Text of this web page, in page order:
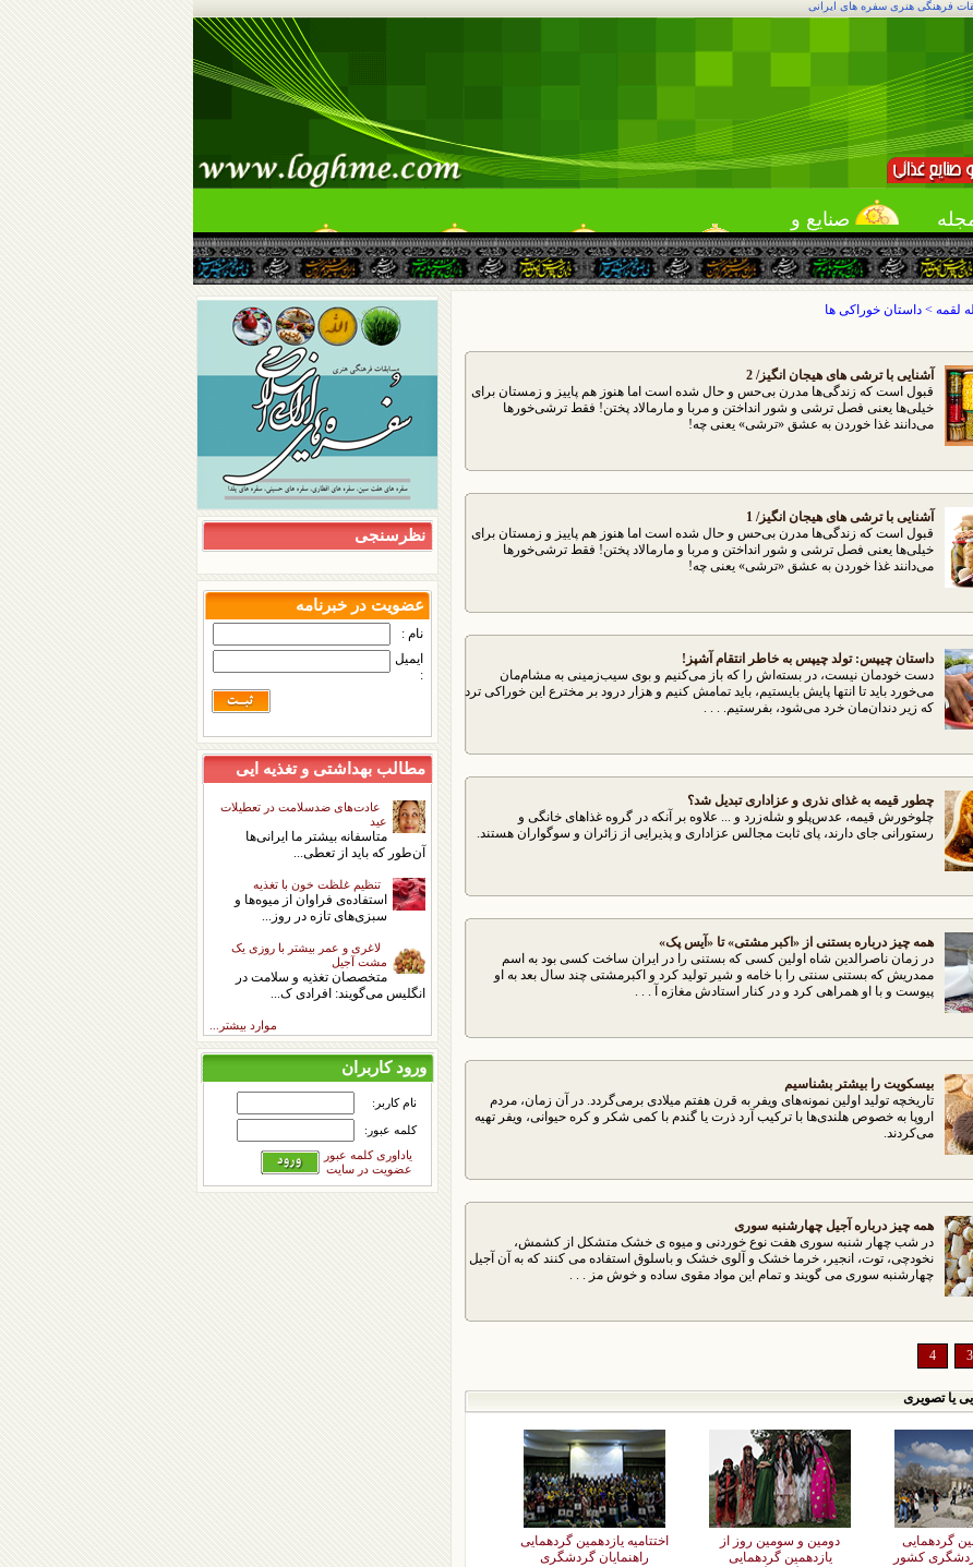
فرهنگی هنری سفره های ایرانی
صنایع و
خدمات
لقمه یاب میهمانی سرگرمی گالری
لقمه > داستان خوراکی ها
آشنایی با ترشی های هیجان انگیز/ 2
قبول است كه زندگی‌ها مدرن بی‌حس و حال شده است اما هنوز هم پاییز و زمستان برای
خیلی‌ها یعنی فصل ترشی و شور انداختن و مربا و مارمالاد پختن! فقط ترشی‌خورها
می‌دانند غذا خوردن به عشق «ترشی» یعنی چه!
آشنایی با ترشی های هیجان انگیز/ 1
قبول است كه زندگی‌ها مدرن بی‌حس و حال شده است اما هنوز هم پاییز و زمستان برای
خیلی‌ها یعنی فصل ترشی و شور انداختن و مربا و مارمالاد پختن! فقط ترشی‌خورها
می‌دانند غذا خوردن به عشق «ترشی» یعنی چه!
داستان چیپس: تولد چیپس به خاطر انتقام آشپز!
دست خودمان نیست، در بسته‌اش را كه باز می‌كنیم و بوی سیب‌زمینی به مشام‌مان
می‌خورد باید تا انتها پایش بایستیم، باید تمامش كنیم و هزار درود بر مخترع این خوراكی ترد
كه زیر دندان‌مان خرد می‌شود، بفرستیم. . . .
چطور قیمه به غذای نذری و عزاداری تبدیل شد؟
چلوخورش قیمه، عدس‌پلو و شله‌زرد و ... علاوه بر آنكه در گروه غذاهای خانگی و
رستورانی جای دارند، پای ثابت مجالس عزاداری و پذیرایی از زائران و سوگواران هستند.
همه چیز درباره بستنی از «اکبر مشتی» تا «آیس پک»
در زمان ناصرالدین شاه اولین کسی که بستنی را در ایران ساخت کسی بود به اسم
ممدریش که بستنی سنتی را با خامه و شیر تولید کرد و اکبرمشتی چند سال بعد به او
پیوست و با او همراهی کرد و در کنار استادش مغازه آ . . .
بیسكویت را بیشتر بشناسیم
تاریخچه‌ تولید اولین نمونه‌های ویفر به قرن هفتم میلادی برمی‌گردد. در آن زمان، مردم
اروپا به خصوص هلندی‌ها با ترکیب آرد ذرت یا گندم با کمی ‌‌شکر و کره حیوانی، ویفر تهیه
می‌کردند.
همه چیز درباره آجیل چهارشنبه سوری
در شب چهار شنبه سوری هفت نوع خوردنی و میوه ی خشک متشکل از کشمش،
نخودچی، توت، انجیر، خرما خشک و آلوی خشک و باسلوق استفاده می کنند که به آن آجیل
چهارشنبه سوری می گویند و تمام این مواد مقوی ساده و خوش مز . . .
3
4
یا تصویری
گردهمایی
کشور
دومین و سومین روز از
یازدهمین گردهمایی
اختتامیه یازدهمین گردهمایی
راهنمایان گردشگری
نظرسنجی
عضویت در خبرنامه
نام :
ایمیل
:
مطالب بهداشتی و تغذیه ایی
عادت‌های ضدسلامت در تعطیلات
عید
متاسفانه بیشتر ما ایرانی‌ها
آن‌طور که باید از تعطی...
تنظیم غلظت خون با تغذیه
استفاده‌ی فراوان از میوه‌ها و
سبزی‌های تازه در روز...
لاغری و عمر بیشتر با روزی یک
مشت آجیل
متخصصان تغذیه و سلامت در
انگلیس می‌گویند: افرادی ک...
موارد بیشتر...
ورود کاربران
نام کاربر:
کلمه عبور:
یاداوری کلمه عبور
عضویت در سایت